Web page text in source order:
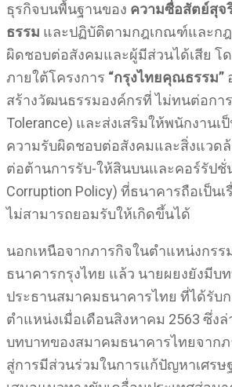
ธุรกิจบนพื้นฐานของ ความซื่อสัตย์สุจ
ธรรม และปฏิบัติตามกฎเกณฑ์และก
ผิดชอบต่อสังคมและผู้มีส่วนได้เสีย โ
ภายใต้โครงการ “กรุงไทยคุณธรรม”
สร้างวัฒนธรรมองค์กรที่ ไม่ทนต่อกา
Tolerance) และส่งเสริมให้พนักงานเ
ความรับผิดชอบต่อสังคมและสิ่งแวด
ต่อต้านการรับ-ให้สินบนและคอร์รัปชั่น
Corruption Policy) ที่ธนาคารถือเป็น
ไม่สามารถยอมรับให้เกิดขึ้นได้
นอกเหนือจากภารกิจในตำแหน่งกร
ธนาคารกรุงไทย แล้ว นายผยงยังมีบ
ประธานสมาคมธนาคารไทย ที่ได้รับ
ตำแหน่งเมื่อเดือนสิงหาคม 2563 ซึ่ง
บทบาทของสมาคมธนาคารไทยจาก
สู่การมีส่วนร่วมในการแก้ปัญหาเศรษ